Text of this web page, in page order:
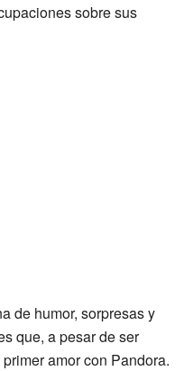
sobre sus
de humor, sorpresas y
que, a pesar de ser
amor con Pandora.